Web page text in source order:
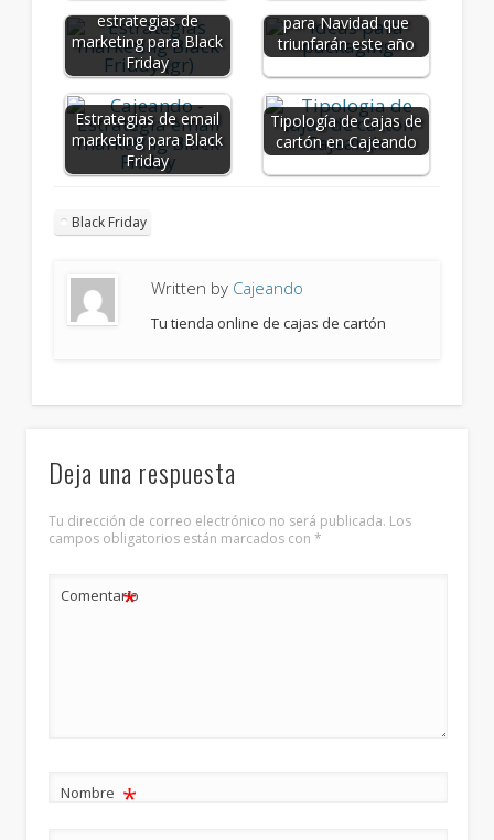
estrategias de
marketing para Black
Friday
para Navidad que
triunfarán este año
Estrategias de email
marketing para Black
Friday
Tipología de cajas de
cartón en Cajeando
Black Friday
Written by Cajeando
Tu tienda online de cajas de cartón
Deja una respuesta
Tu dirección de correo electrónico no será publicada. Los
campos obligatorios están marcados con*
Comentario
*
Nombre *